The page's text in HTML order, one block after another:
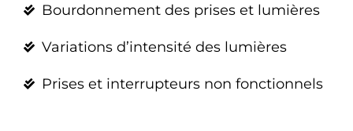
Bourdonnement des prises et lumières
Variations d’intensité des lumières
Prises et interrupteurs non fonctionnels